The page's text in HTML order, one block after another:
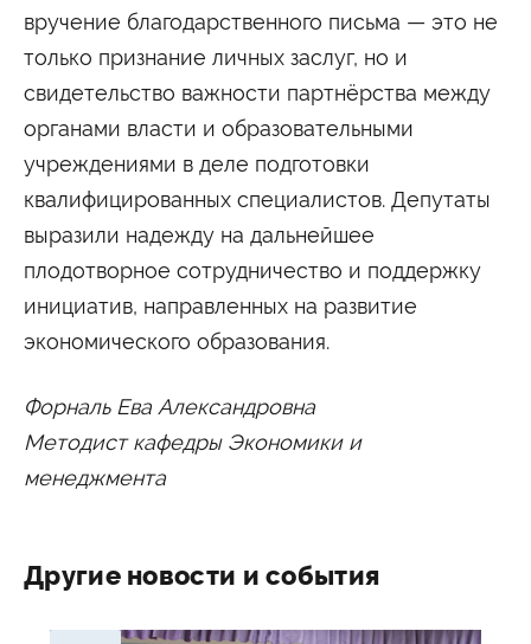
Сведения об образовательной организации
вручение благодарственного письма — это не
только признание личных заслуг, но и
свидетельство важности партнёрства между
органами власти и образовательными
учреждениями в деле подготовки
квалифицированных специалистов. Депутаты
выразили надежду на дальнейшее
плодотворное сотрудничество и поддержку
инициатив, направленных на развитие
экономического образования.
Форналь Ева Александровна
Методист кафедры Экономики и
менеджмента
Другие новости и события